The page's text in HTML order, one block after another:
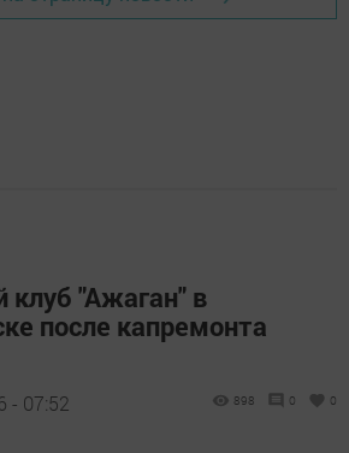
"Ажаган" в
после капремонта
- 07:52 898 0 0